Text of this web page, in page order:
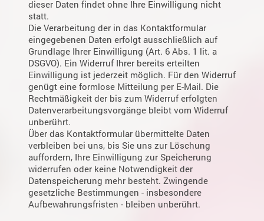
dieser Daten findet ohne Ihre Einwilligung nicht
statt.
Die Verarbeitung der in das Kontaktformular
eingegebenen Daten erfolgt ausschließlich auf
Grundlage Ihrer Einwilligung (Art. 6 Abs. 1 lit. a
DSGVO). Ein Widerruf Ihrer bereits erteilten
Einwilligung ist jederzeit möglich. Für den Widerruf
genügt eine formlose Mitteilung per E-Mail. Die
Rechtmäßigkeit der bis zum Widerruf erfolgten
Datenverarbeitungsvorgänge bleibt vom Widerruf
unberührt.
Über das Kontaktformular übermittelte Daten
verbleiben bei uns, bis Sie uns zur Löschung
auffordern, Ihre Einwilligung zur Speicherung
widerrufen oder keine Notwendigkeit der
Datenspeicherung mehr besteht. Zwingende
gesetzliche Bestimmungen - insbesondere
Aufbewahrungsfristen - bleiben unberührt.